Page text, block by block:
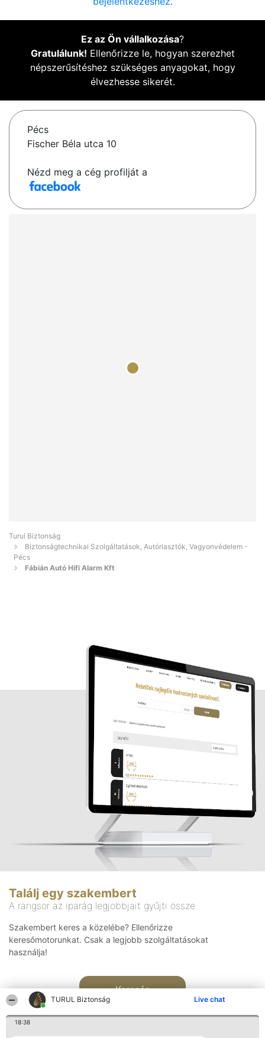
TURUL Biztonság Live chat
18:38
Ez az Ön vállalkozása?
Gratulálunk! Ellenőrizze le, hogyan szerezhet
népszerűsítéshez szükséges anyagokat, hogy
élvezhesse sikerét.
Pécs
Fischer Béla utca 10
Nézd meg a cég profilját a
Turul Biztonság
Biztonságtechnikai Szolgáltatások, Autóriasztók, Vagyonvédelem -
Pécs
Fábián Autó Hifi Alarm Kft
Találj egy szakembert
A rangsor az iparág legjobbjait gyűjti össze
Szakembert keres a közelébe? Ellenőrizze
keresőmotorunkat. Csak a legjobb szolgáltatásokat
használja!
Keresés